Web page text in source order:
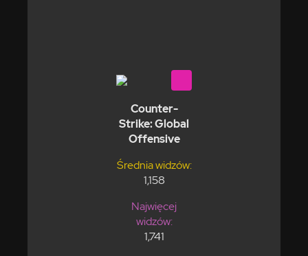
Counter-
Strike: Global
Offensive
Średnia widzów:
1,158
Najwięcej
widzów:
1,741